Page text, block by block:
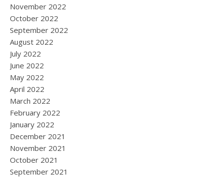
November 2022
October 2022
September 2022
August 2022
July 2022
June 2022
May 2022
April 2022
March 2022
February 2022
January 2022
December 2021
November 2021
October 2021
September 2021